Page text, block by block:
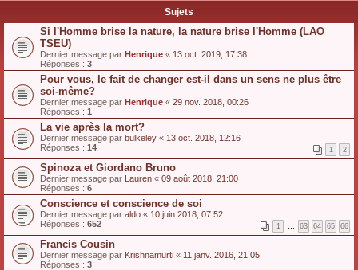
Sujets
Si l'Homme brise la nature, la nature brise l'Homme (LAO
TSEU)
Dernier message par Henrique « 13 oct. 2019, 17:38
Réponses : 3
Pour vous, le fait de changer est-il dans un sens ne plus être
soi-même?
Dernier message par Henrique « 29 nov. 2018, 00:26
Réponses : 1
La vie après la mort?
Dernier message par bulkeley « 13 oct. 2018, 12:16
Réponses : 14 1 2
Spinoza et Giordano Bruno
Dernier message par Lauren « 09 août 2018, 21:00
Réponses : 6
Conscience et conscience de soi
Dernier message par aldo « 10 juin 2018, 07:52
Réponses : 652 1 … 63 64 65 66
Francis Cousin
Dernier message par Krishnamurti « 11 janv. 2016, 21:05
Réponses : 3